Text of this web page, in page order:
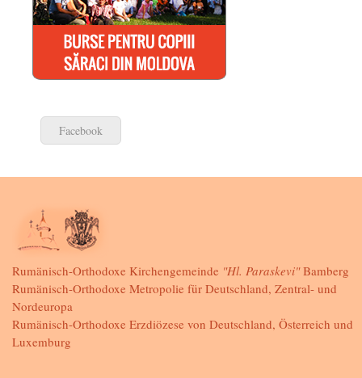
Facebook
Rumänisch-Orthodoxe Kirchengemeinde "Hl. Paraskevi"Bamberg
Rumänisch-Orthodoxe Metropolie für Deutschland, Zentral- und
Nordeuropa
Rumänisch-Orthodoxe Erzdiözese von Deutschland, Österreich und
Luxemburg